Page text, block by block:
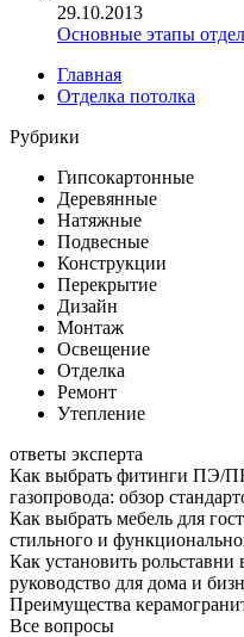
29.10.2013
Основные этапы
Главная
Отделка потолка
Рубрики
Гипсокартонные
Деревянные
Натяжные
Подвесные
Конструкции
Перекрытие
Дизайн
Монтаж
Освещение
Отделка
Ремонт
Утепление
ответы эксперта
Как выбрать фитинги ПЭ/
газопровода: обзор
Как выбрать мебель для
стильного и
Как установить
руководство для дома и
Преимущества
Все вопросы